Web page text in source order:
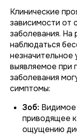
Клинические
зависимости от
заболевания. На
наблюдаться
выявляемое при
заболевания
симптомы:
Зоб:
приводящее
ощущению